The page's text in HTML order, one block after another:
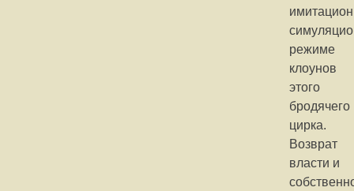
режиме
клоунов
этого
бродячего
цирка.
Возврат
власти и